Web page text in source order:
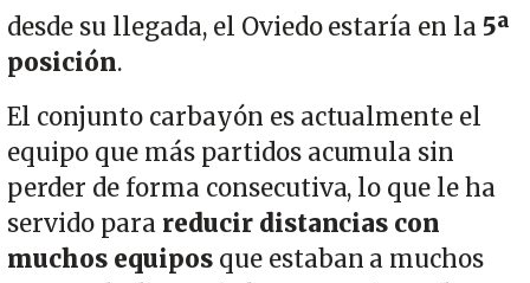
desde su llegada, el Oviedo estaría en la 5ª
posición.
El conjunto carbayón es actualmente el
equipo que más partidos acumula sin
perder de forma consecutiva, lo que le ha
servido parareducir distancias con
muchos equiposque estaban a muchos